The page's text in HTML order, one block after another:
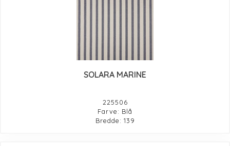
SOLARA MARINE
225506
Farve: Blå
Bredde: 139